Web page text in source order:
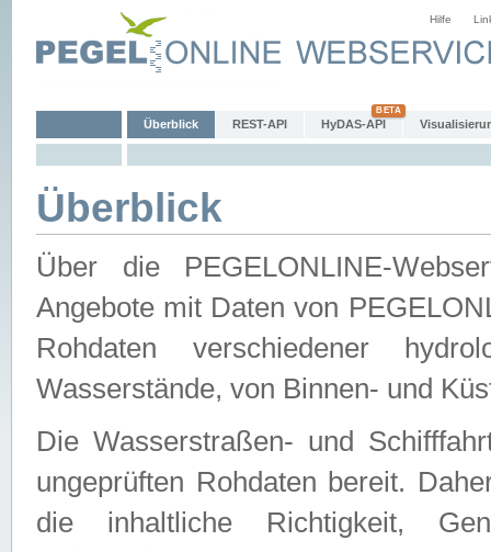
Hilfe
Überblick REST-API HyDAS-API
Überblick
Über die PEGELONLINE-
Angebote mit Daten von
Rohdaten verschiedener
Wasserstände, von Binnen- und
Die Wasserstraßen- und
ungeprüften Rohdaten bereit.
die inhaltliche Richtigkeit,